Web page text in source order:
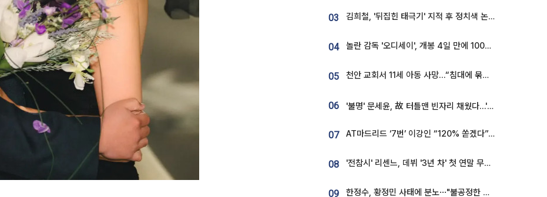
03 김희철, '뒤집힌 태극기' 지적 후 정치색 논란…"좌우 떠나 우리나라 국기"
04 놀란 감독 '오디세이', 개봉 4일 만에 100만 돌파⋯'왕사남' 보다 빠르다
05 천안 교회서 11세 아동 사망…“침대에 묶여 있었다” 진술 확보
06 '불명' 문세윤, 故 터틀맨 빈자리 채웠다…'거북이' 눈물의 최종 우승
07 AT마드리드 ‘7번’ 이강인 “120% 쏟겠다”⋯시메오네 감독 “필요한 선수”
08 '전참시' 리센느, 데뷔 '3년 차' 첫 연말 무대 오른다⋯"그동안 섭외 안 와"
09 한정수, 황정민 사태에 분노⋯"불공정한 게임, 폭로자도 오픈 하라"